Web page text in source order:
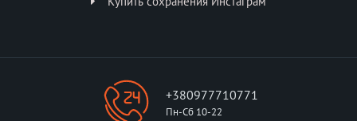
+380977710771
Пн-Сб 10-22